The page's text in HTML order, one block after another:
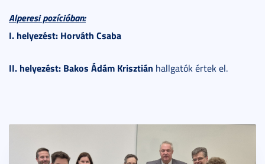
Alperesi pozícióban:
I. helyezést: Horváth Csaba
II. helyezést: Bakos Ádám Krisztián hallgatók értek el.